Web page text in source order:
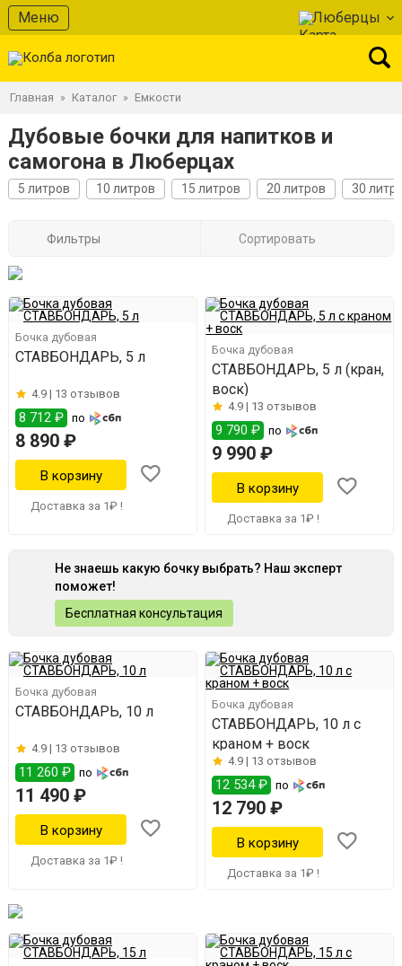
Меню Люберцы
Главная » Каталог » Емкости
Дубовые бочки для напитков и
самогона в Люберцах
5 литров 10 литров 15 литров 20 литров 30
Фильтры Сортировать
Бочка дубовая
СТАВБОНДАРЬ, 5 л
4.9 | 13 отзывов
8 712 ₽ по
8 890 ₽
Доставка за 1₽ !
Бочка дубовая
СТАВБОНДАРЬ, 5 л (кран,
воск)
4.9 | 13 отзывов
9 790 ₽ по
9 990 ₽
Доставка за 1₽ !
Не знаешь какую бочку выбрать? Наш эксперт
поможет!
Бесплатная консультация
Бочка дубовая
СТАВБОНДАРЬ, 10 л
4.9 | 13 отзывов
11 260 ₽ по
11 490 ₽
Доставка за 1₽ !
Бочка дубовая
СТАВБОНДАРЬ, 10 л с
краном + воск
4.9 | 13 отзывов
12 534 ₽ по
12 790 ₽
Доставка за 1₽ !